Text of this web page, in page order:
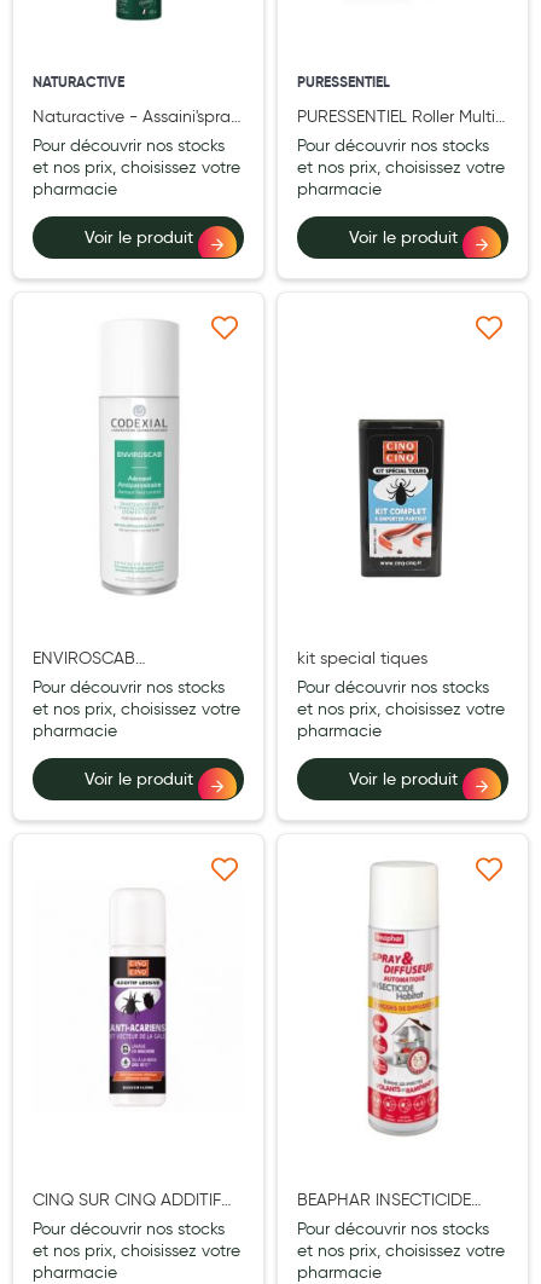
Tisanes allaitement et compléments alimentaires
Accessoires maternité
Gammes spécifiques tisanes allaitement et compléments
maternité
Nature
Régimes médicaux
Gemmothérapie
Voies respiratoires
Compléments alimentaires
Médicaments et Santé
Pansements
Antibactériens
Solaire et moustique
Piqûres insectes
Contention veineuse
Contactologie
NATURACTIVE
Naturactive - Assaini'spray
BIO 200ml
Pour découvrir nos stocks
et nos prix, choisissez votre
pharmacie
Voir le produit
PURESSENTIEL
PURESSENTIEL Roller Multi-
Apaisant aux HE BIO Anti-
Pique - 5 ml
Pour découvrir nos stocks
et nos prix, choisissez votre
pharmacie
Voir le produit
ENVIROSCAB
ANTIPARASITAIRE SPRAY
200ML
Pour découvrir nos stocks
et nos prix, choisissez votre
pharmacie
Voir le produit
Ajouter à ma liste d’envie
kit special tiques
Pour découvrir nos stocks
et nos prix, choisissez votre
pharmacie
Voir le produit
Ajouter à ma liste
CINQ SUR CINQ ADDITIF
LESSIVE ANTIACARIENS
250ML
Pour découvrir nos stocks
et nos prix, choisissez votre
pharmacie
Ajouter à ma liste d’envie
BEAPHAR INSECTICIDE
HABITAT 80M2 SPRAY
250ML
Pour découvrir nos stocks
et nos prix, choisissez votre
pharmacie
Ajouter à ma liste